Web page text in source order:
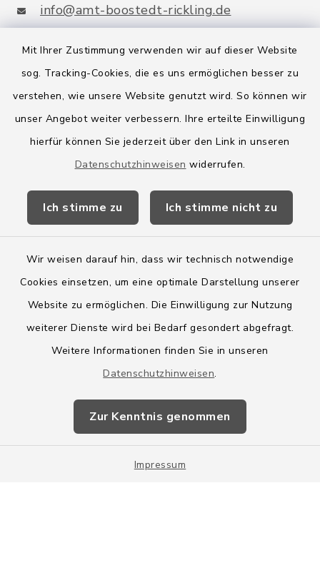
Mit Ihrer Zustimmung verwenden wir auf dieser Website
sog. Tracking-Cookies, die es uns ermöglichen besser zu
verstehen, wie unsere Website genutzt wird. So können wir
unser Angebot weiter verbessern. Ihre erteilte Einwilligung
hierfür können Sie jederzeit über den Link in unseren
Datenschutzhinweisen widerrufen.
Ich stimme zu Ich stimme nicht zu
Wir weisen darauf hin, dass wir technisch notwendige
Cookies einsetzen, um eine optimale Darstellung unserer
Website zu ermöglichen. Die Einwilligung zur Nutzung
weiterer Dienste wird bei Bedarf gesondert abgefragt.
Weitere Informationen finden Sie in unseren
Datenschutzhinweisen.
Zur Kenntnis genommen
Impressum
info@amt-boostedt-rickling.de
Quicklinks
Amt Boostedt-Rickling
Amtsbroschüre
Wege-Zweckverband
Barrierefreiheit
Sitemap